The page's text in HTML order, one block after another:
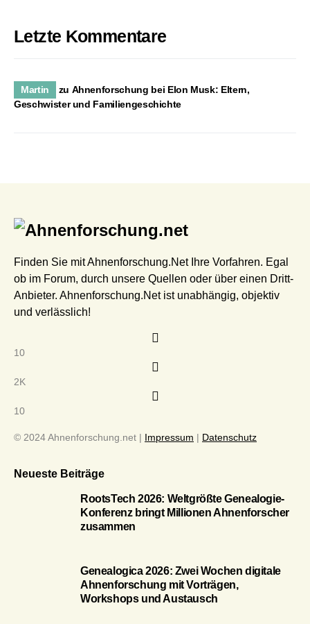
Letzte Kommentare
Martin zu Ahnenforschung bei Elon Musk: Eltern,
Geschwister und Familiengeschichte
Finden Sie mit Ahnenforschung.Net Ihre Vorfahren. Egal
ob im Forum, durch unsere Quellen oder über einen Dritt-
Anbieter. Ahnenforschung.Net ist unabhängig, objektiv
und verlässlich!
10
2K
10
© 2024 Ahnenforschung.net | Impressum | Datenschutz
Neueste Beiträge
RootsTech 2026: Weltgrößte Genealogie-
Konferenz bringt Millionen Ahnenforscher
zusammen
Genealogica 2026: Zwei Wochen digitale
Ahnenforschung mit Vorträgen,
Workshops und Austausch